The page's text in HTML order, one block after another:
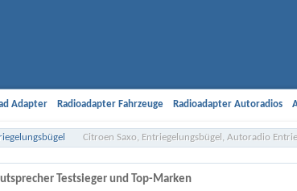
Adapter Radioadapter Fahrzeuge Radioadapter Autoradios
Antennenadapter Freisprech-Adapter iPod Kabel Car Hifi
Sonderangebote Car Hifi Zubehör Einbaumaterial
Citroen Saxo, Entriegelungsbügel, Autoradio
Testsieger und Top-Marken